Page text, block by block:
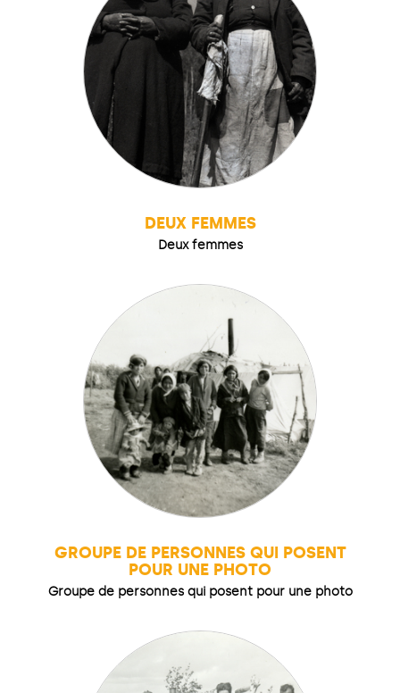
DEUX FEMMES
Deux femmes
GROUPE DE PERSONNES QUI POSENT
POUR UNE PHOTO
Groupe de personnes qui posent pour une photo